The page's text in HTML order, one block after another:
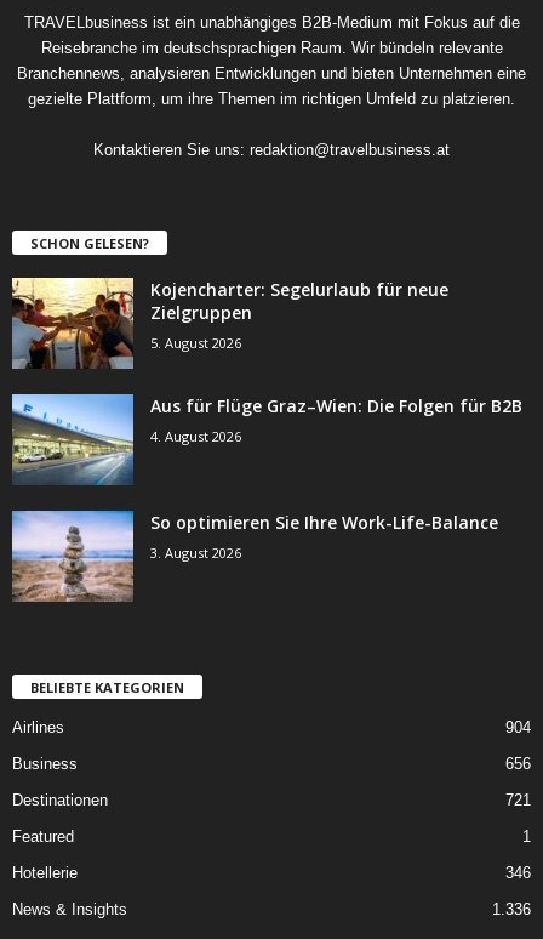
TRAVELbusiness ist ein unabhängiges B2B-Medium mit Fokus auf die
Reisebranche im deutschsprachigen Raum. Wir bündeln relevante
Branchennews, analysieren Entwicklungen und bieten Unternehmen eine
gezielte Plattform, um ihre Themen im richtigen Umfeld zu platzieren.
Kontaktieren Sie uns: redaktion@travelbusiness.at
SCHON GELESEN?
Kojencharter: Segelurlaub für neue
Zielgruppen
5. August 2026
Aus für Flüge Graz–Wien: Die Folgen für B2B
4. August 2026
So optimieren Sie Ihre Work-Life-Balance
3. August 2026
BELIEBTE KATEGORIEN
Airlines
904
Business
656
Destinationen
721
Featured
1
Hotellerie
346
News & Insights
1.336